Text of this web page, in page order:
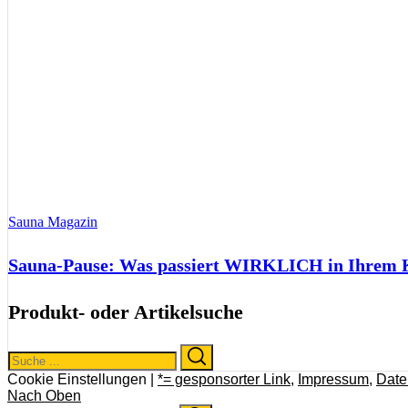
Sauna Magazin
Sauna-Pause: Was passiert WIRKLICH in Ihrem
Produkt- oder Artikelsuche
Search
for:
Cookie Einstellungen | *= gesponsorter Link, Impressum,
Nach Oben